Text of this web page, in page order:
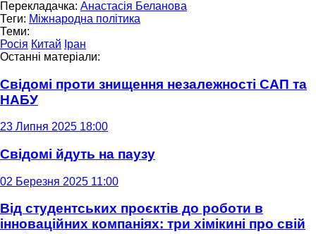
Перекладачка: Анастасія Беланова
Теги: Міжнародна політика
Теми:
Росія Китай Іран
Останні матеріали:
Свідомі проти знищення незалежності САП та
НАБУ
23 Липня 2025 18:00
Свідомі йдуть на паузу
02 Березня 2025 11:00
Від студентських проєктів до роботи в
інноваційних компаніях: три хімікині про свій